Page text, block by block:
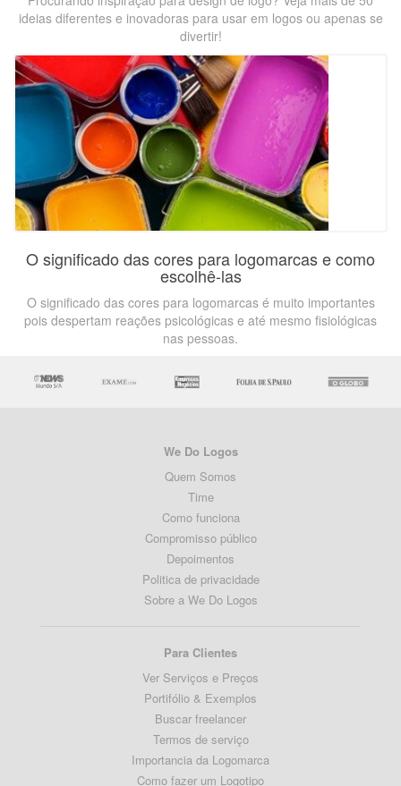
ideias diferentes e inovadoras para usar em logos ou apenas se
divertir!
O significado das cores para logomarcas e como
escolhê-las
O significado das cores para logomarcas é muito importantes
pois despertam reações psicológicas e até mesmo fisiológicas
nas pessoas.
We Do Logos
Quem Somos
Time
Como funciona
Compromisso público
Depoimentos
Politica de privacidade
Sobre a We Do Logos
Para Clientes
Ver Serviços e Preços
Portifólio & Exemplos
Buscar freelancer
Termos de serviço
Importancia da Logomarca
Como fazer um Logotipo